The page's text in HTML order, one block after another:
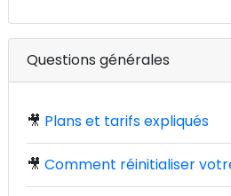
Questions générales
🎥 Plans et tarifs expliqués
🎥 Comment réinitialiser